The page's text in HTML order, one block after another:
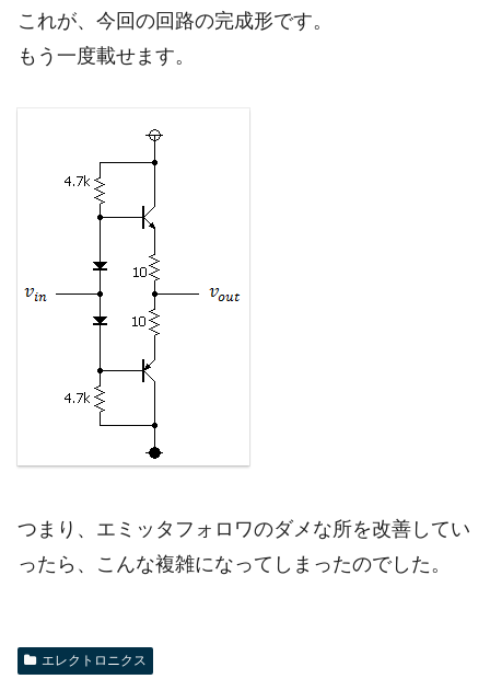
これが、今回の回路の完成形です。
もう一度載せます。
つまり、エミッタフォロワのダメな所を改善してい
ったら、こんな複雑になってしまったのでした。
エレクトロニクス